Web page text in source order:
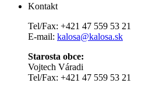
Kontakt
Tel/Fax: +421 47 559 53 21
E-mail: kalosa@kalosa.sk
Starosta obce:
Vojtech Váradi
Tel/Fax: +421 47 559 53 21